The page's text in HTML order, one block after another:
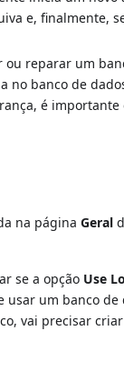
e, finalmente,
ou reparar um
no banco de
é importante
na páginaGeral
se a opção Use
usar um banco de
vai precisar